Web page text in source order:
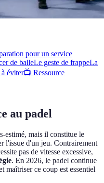
pour un service
de balleLe geste de frappeLa
éviter📺 Ressource
au padel
estimé, mais il constitue le
l'issue d'un jeu. Contrairement
pas de vitesse excessive,
. En 2026, le padel continue
maîtriser ce coup est essentiel